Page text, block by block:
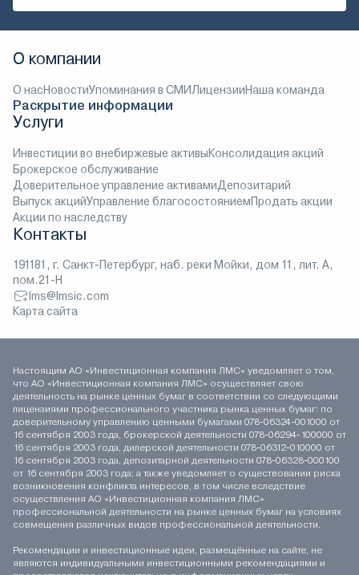
О компании
О насНовостиУпоминания в СМИЛицензииНаша команда
Раскрытие информации
Услуги
Инвестиции во внебиржевые активыКонсолидация акций
Брокерское обслуживание
Доверительное управление активамиДепозитарий
Выпуск акцийУправление благосостояниемПродать акции
Акции по наследству
Контакты
191181, г. Санкт-Петербург, наб. реки Мойки, дом 11, лит. А,
пом.21-Н
lms@lmsic.com
Карта сайта
Настоящим АО «Инвестиционная компания ЛМС» уведомляет о том,
что АО «Инвестиционная компания ЛМС» осуществляет свою
деятельность на рынке ценных бумаг в соответствии со следующими
лицензиями профессионального участника рынка ценных бумаг: по
доверительному управлению ценными бумагами 078-06324-001000 от
16 сентября 2003 года, брокерской деятельности 078-06294-100000 от
16 сентября 2003 года, дилерской деятельности 078-06312-010000 от
16 сентября 2003 года, депозитарной деятельности 078-06328-000100
от 16 сентября 2003 года; а также уведомляет о существовании риска
возникновения конфликта интересов, в том числе вследствие
осуществления АО «Инвестиционная компания ЛМС»
профессиональной деятельности на рынке ценных бумаг на условиях
совмещения различных видов профессиональной деятельности.
Рекомендации и инвестиционные идеи, размещённые на сайте, не
являются индивидуальными инвестиционными рекомендациями и